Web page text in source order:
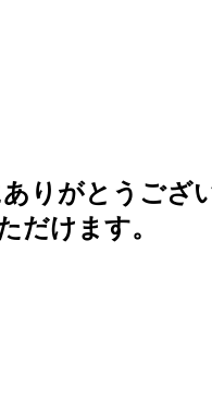
りがとうござ
だけます。